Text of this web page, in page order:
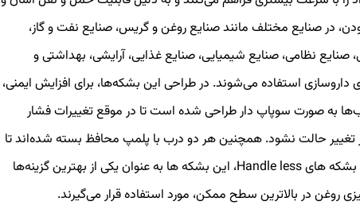
در صنایع مختلف مانند صنایع روغن و گریس، صنایع نفت و گاز،
صنایع نظامی، صنایع شیمیایی، صنایع غذایی، آرایشی، بهداشتی و
استفاده می‌شوند. در طراحی این بشکه‌ها، برای افزایش ایمنی،
به صورت سوپاپ دار طراحی شده است تا در موقع تغییرات فشار
تغییر حالت نشود. همچنین هر دو درب با پلمپ محافظ بسته شده‌اند تا
از درب محافظت شود. با توجه به ویژگی‌های خاص بشکه های Handle less، این بشکه ها به عنوان یکی از بهترین گزینه‌ها
روغن در بالاترین سطح ممکن، مورد استفاده قرار می‌گیرند.